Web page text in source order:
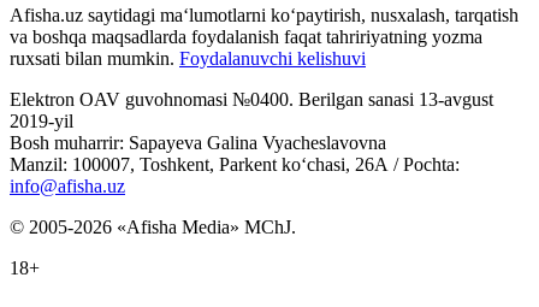
Afisha.uz saytidagi ma‘lumotlarni ko‘paytirish, nusxalash, tarqatish
va boshqa maqsadlarda foydalanish faqat tahririyatning yozma
ruxsati bilan mumkin. Foydalanuvchi kelishuvi
Elektron OAV guvohnomasi №0400. Berilgan sanasi 13-avgust
2019-yil
Bosh muharrir: Sapayeva Galina Vyacheslavovna
Manzil: 100007, Toshkent, Parkent ko‘chasi, 26А / Pochta:
info@afisha.uz
© 2005-2026 «Afisha Media» MChJ.
18+